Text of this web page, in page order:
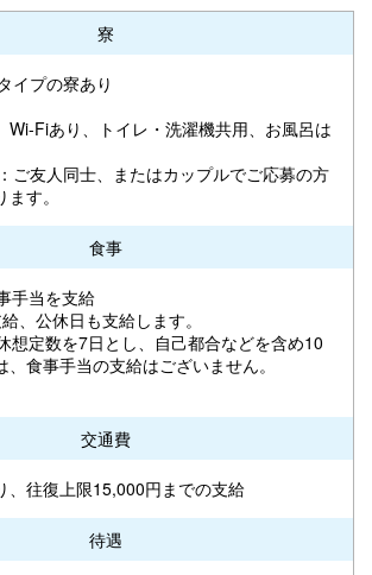
寮
イプの寮あり
Fiあり、トイレ・洗濯機共用、お風呂は
ご友人同士、またはカップルでご応募の方
す。
食事
手当を支給
、公休日も支給します。
想定数を7日とし、自己都合などを含め10
、食事手当の支給はございません。
交通費
、往復上限15,000円までの支給
待遇